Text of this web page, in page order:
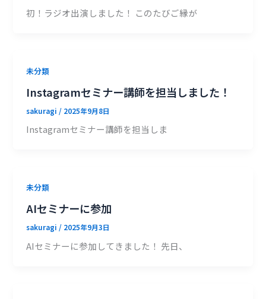
初！ラジオ出演しました！ このたびご縁が
未分類
Instagramセミナー講師を担当しました！
sakuragi / 2025年9月8日
Instagramセミナー講師を担当しま
未分類
AIセミナーに参加
sakuragi / 2025年9月3日
AIセミナーに参加してきました！ 先日、